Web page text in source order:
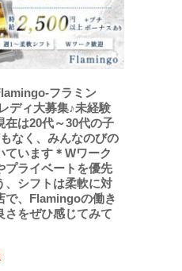
フラミン
ディ大募集♪未経験
在は20代～30代の子
なく、みんなのびの
ています＊Wワーク
ライベートを優先
、シフトは柔軟に対
、Flamingoの働き
さをぜひ感じてみて